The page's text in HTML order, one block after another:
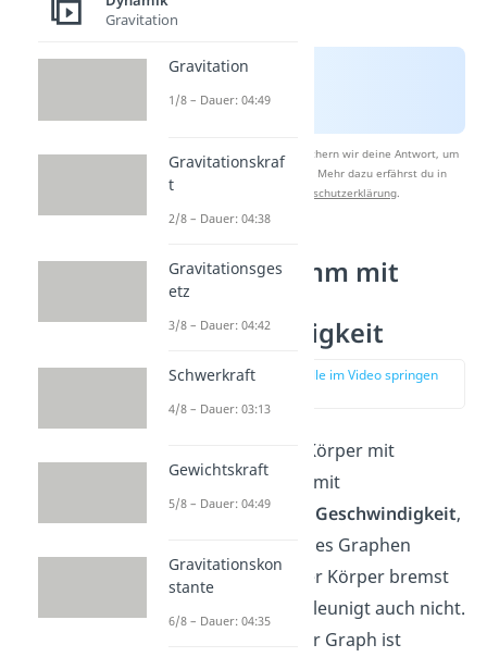
Nach Beantwortung speichern wir deine Antwort, um
Studyflix zu verbessern. Mehr dazu erfährst du in
Datenschutzerklärung.
s-t-Diagramm mit
konstanter
Geschwindigkeit
zur Stelle im Video springen
Bewegt sich ein Körper mit
konstanter, also mit
gleichbleibender
Geschwindigkeit,
ist die Steigung des Graphen
überall gleich. Der Körper bremst
nie ab und beschleunigt auch nicht.
Das bedeutet, der Graph ist
Gravitation
Gravitation
1/8 – Dauer: 04:49
Gravitationskraf
t
2/8 – Dauer: 04:38
Gravitationsges
etz
3/8 – Dauer: 04:42
Schwerkraft
4/8 – Dauer: 03:13
Gewichtskraft
5/8 – Dauer: 04:49
Gravitationskon
stante
6/8 – Dauer: 04:35